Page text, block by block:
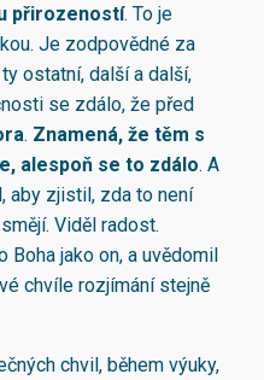
přirozeností. To je
Je zodpovědné za
ostatní, další a další,
se zdálo, že před
. Znamená, že těm s
alespoň se to zdálo. A
aby zjistil, zda to není
Viděl radost.
Boha jako on, a uvědomil
chvíle rozjímání stejně
chvil, během výuky,